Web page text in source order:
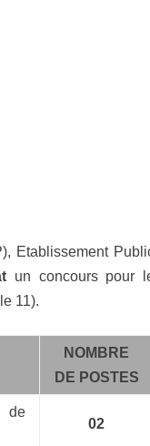
Etablissement
un concours pour
11).
NOMBRE
DE POSTES
de
02